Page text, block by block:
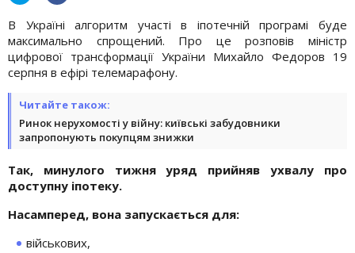
В Україні алгоритм участі в іпотечній програмі буде
максимально спрощений. Про це розповів міністр
цифрової трансформації України Михайло Федоров 19
серпня в ефірі телемарафону.
Читайте також:
Ринок нерухомості у війну: київські забудовники
запропонують покупцям знижки
Так, минулого тижня уряд прийняв ухвалу про
доступну іпотеку.
Насамперед, вона запускається для:
військових,